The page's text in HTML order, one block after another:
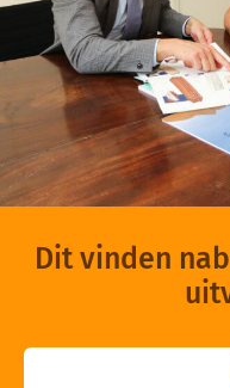
Dit vinden